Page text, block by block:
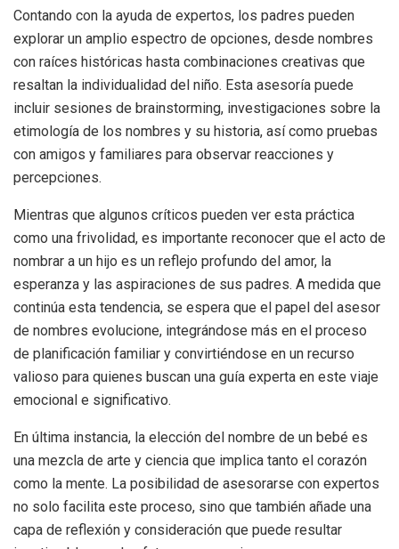
Contando con la ayuda de expertos, los padres pueden
explorar un amplio espectro de opciones, desde nombres
con raíces históricas hasta combinaciones creativas que
resaltan la individualidad del niño. Esta asesoría puede
incluir sesiones de brainstorming, investigaciones sobre la
etimología de los nombres y su historia, así como pruebas
con amigos y familiares para observar reacciones y
percepciones.
Mientras que algunos críticos pueden ver esta práctica
como una frivolidad, es importante reconocer que el acto de
nombrar a un hijo es un reflejo profundo del amor, la
esperanza y las aspiraciones de sus padres. A medida que
continúa esta tendencia, se espera que el papel del asesor
de nombres evolucione, integrándose más en el proceso
de planificación familiar y convirtiéndose en un recurso
valioso para quienes buscan una guía experta en este viaje
emocional e significativo.
En última instancia, la elección del nombre de un bebé es
una mezcla de arte y ciencia que implica tanto el corazón
como la mente. La posibilidad de asesorarse con expertos
no solo facilita este proceso, sino que también añade una
capa de reflexión y consideración que puede resultar